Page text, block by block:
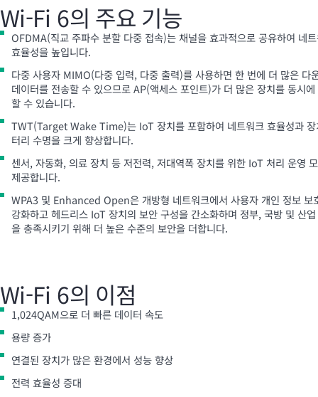
Wi-Fi 6의 주요 기능
OFDMA(직교 주파수 분할 다중 접속)는 채널을 효과적으로 공유하여 네
효율성을 높입니다.
다중 사용자 MIMO(다중 입력, 다중 출력)를 사용하면 한 번에 더 많은 다
데이터를 전송할 수 있으므로 AP(액세스 포인트)가 더 많은 장치를 동시
할 수 있습니다.
TWT(Target Wake Time)는 IoT 장치를 포함하여 네트워크 효율성과 장
터리 수명을 크게 향상합니다.
센서, 자동화, 의료 장치 등 저전력, 저대역폭 장치를 위한 IoT 처리 운영
제공합니다.
WPA3 및 Enhanced Open은 개방형 네트워크에서 사용자 개인 정보 보
강화하고 헤드리스 IoT 장치의 보안 구성을 간소화하며 정부, 국방 및 산
을 충족시키기 위해 더 높은 수준의 보안을 더합니다.
Wi-Fi 6의 이점
1,024QAM으로 더 빠른 데이터 속도
용량 증가
연결된 장치가 많은 환경에서 성능 향상
전력 효율성 증대